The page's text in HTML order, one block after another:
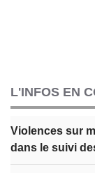
L'INFOS EN
Violences sur
dans le suivi